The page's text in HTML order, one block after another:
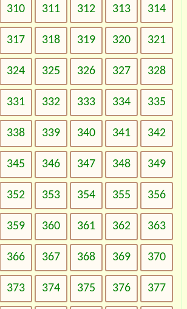
310 311 312 313 314
317 318 319 320 321
324 325 326 327 328
331 332 333 334 335
338 339 340 341 342
345 346 347 348 349
352 353 354 355 356
359 360 361 362 363
366 367 368 369 370
373 374 375 376 377